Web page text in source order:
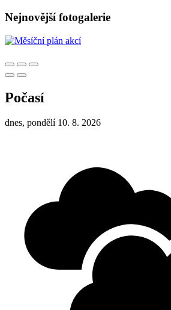
Nejnovější fotogalerie
Počasí
dnes, pondělí 10. 8. 2026